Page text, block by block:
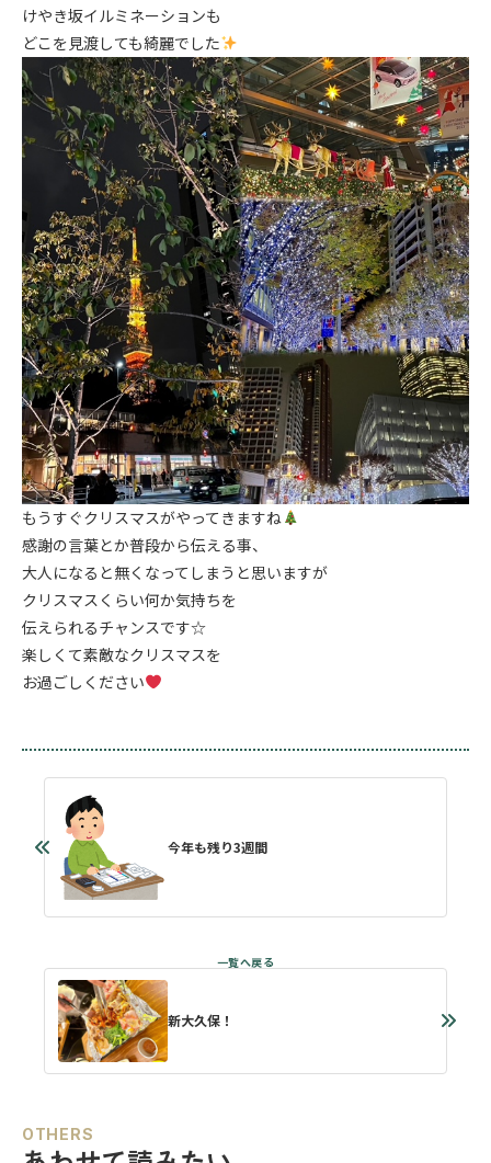
けやき坂イルミネーションも
どこを見渡しても綺麗でした
もうすぐクリスマスがやってきますね
感謝の言葉とか普段から伝える事、
大人になると無くなってしまうと思いますが
クリスマスくらい何か気持ちを
伝えられるチャンスです☆
楽しくて素敵なクリスマスを
お過ごしください
今年も残り3週間
新大久保！
OTHERS